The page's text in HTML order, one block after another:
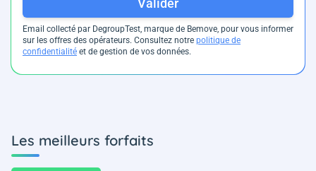
Valider
Email collecté par DegroupTest, marque de Bemove, pour vous informer
sur les offres des opérateurs. Consultez notre politique de
confidentialité et de gestion de vos données.
Les meilleurs forfaits